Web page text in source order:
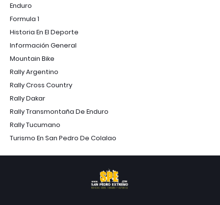
Enduro
Formula 1
Historia En El Deporte
Información General
Mountain Bike
Rally Argentino
Rally Cross Country
Rally Dakar
Rally Transmontaña De Enduro
Rally Tucumano
Turismo En San Pedro De Colalao